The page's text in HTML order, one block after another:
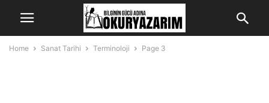
Home Sanat Tarihi Terminoloji Page 3